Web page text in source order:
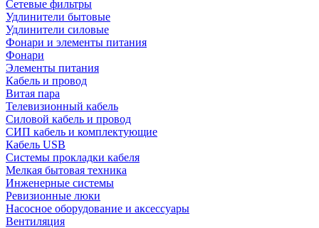
Сетевые фильтры
Удлинители бытовые
Удлинители силовые
Фонари и элементы питания
Фонари
Элементы питания
Кабель и провод
Витая пара
Телевизионный кабель
Силовой кабель и провод
СИП кабель и комплектующие
Кабель USB
Системы прокладки кабеля
Мелкая бытовая техника
Инженерные системы
Ревизионные люки
Насосное оборудование и аксессуары
Вентиляция